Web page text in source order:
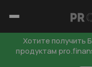
Хотите
продуктам